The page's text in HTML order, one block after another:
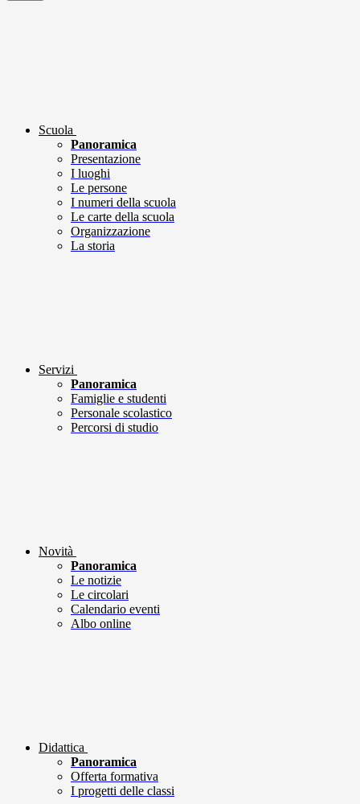
Scuola
Panoramica
Presentazione
I luoghi
Le persone
I numeri della scuola
Le carte della scuola
Organizzazione
La storia
Servizi
Panoramica
Famiglie e studenti
Personale scolastico
Percorsi di studio
Novità
Panoramica
Le notizie
Le circolari
Calendario eventi
Albo online
Didattica
Panoramica
Offerta formativa
I progetti delle classi